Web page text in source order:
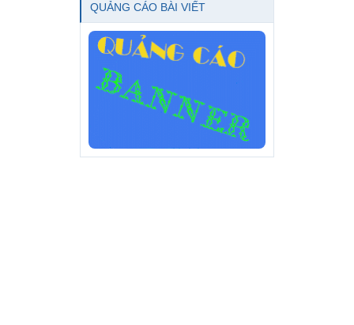
QUẢNG CÁO BÀI VIẾT